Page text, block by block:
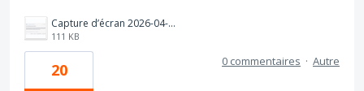
Capture d’écran 2026-04-28 à 10.19.23.png
111 KB
20 0 commentaires · Autre